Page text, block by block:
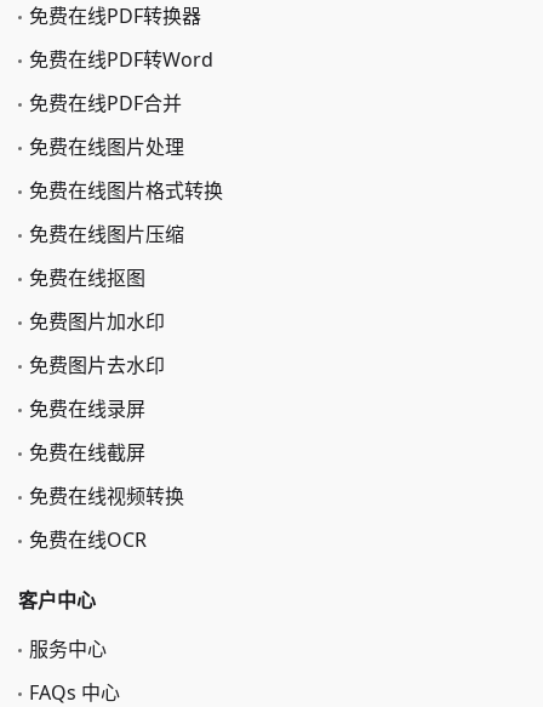
免费在线PDF转换器
免费在线PDF转Word
免费在线PDF合并
免费在线图片处理
免费在线图片格式转换
免费在线图片压缩
免费在线抠图
免费图片加水印
免费图片去水印
免费在线录屏
免费在线截屏
免费在线视频转换
免费在线OCR
客户中心
服务中心
FAQs 中心